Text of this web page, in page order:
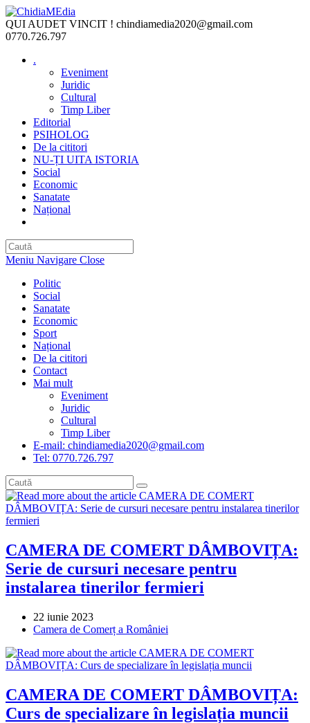
Skip
to
content
QUI AUDET VINCIT ! chindiamedia2020@gmail.com
0770.726.797
.
Eveniment
Juridic
Cultural
Timp Liber
Editorial
PSIHOLOG
De la cititori
NU-ȚI UITA ISTORIA
Social
Economic
Sanatate
Național
Meniu Navigare Close
Politic
Social
Sanatate
Economic
Sport
Național
De la cititori
Contact
Mai mult
Eveniment
Juridic
Cultural
Timp Liber
E-mail: chindiamedia2020@gmail.com
Tel: 0770.726.797
CAMERA DE COMERT DÂMBOVIȚA:
Serie de cursuri necesare pentru
instalarea tinerilor fermieri
Post
published:
22 iunie 2023
Post
Camera de Comerț a României
CAMERA DE COMERT DÂMBOVIȚA:
Curs de specializare în legislația muncii